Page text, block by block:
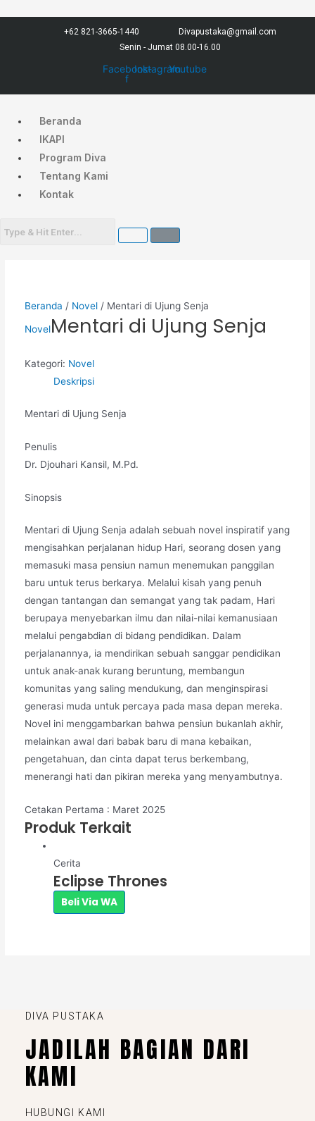
+62 821-3665-1440
Divapustaka@gmail.com
Senin - Jumat 08.00-16.00
Facebook-
f
InstagramYoutube
Beranda
IKAPI
Program Diva
Tentang Kami
Kontak
Beranda / Novel/ Mentari di Ujung Senja
NovelMentari di Ujung Senja
Kategori: Novel
Deskripsi
Mentari di Ujung Senja
Penulis
Dr. Djouhari Kansil, M.Pd.
Sinopsis
Mentari di Ujung Senja adalah sebuah novel inspiratif yang
mengisahkan perjalanan hidup Hari, seorang dosen yang
memasuki masa pensiun namun menemukan panggilan
baru untuk terus berkarya. Melalui kisah yang penuh
dengan tantangan dan semangat yang tak padam, Hari
berupaya menyebarkan ilmu dan nilai-nilai kemanusiaan
melalui pengabdian di bidang pendidikan. Dalam
perjalanannya, ia mendirikan sebuah sanggar pendidikan
untuk anak-anak kurang beruntung, membangun
komunitas yang saling mendukung, dan menginspirasi
generasi muda untuk percaya pada masa depan mereka.
Novel ini menggambarkan bahwa pensiun bukanlah akhir,
melainkan awal dari babak baru di mana kebaikan,
pengetahuan, dan cinta dapat terus berkembang,
menerangi hati dan pikiran mereka yang menyambutnya.
Cetakan Pertama : Maret 2025
Produk Terkait
Cerita
Eclipse Thrones
Beli Via WA
DIVA PUSTAKA
JADILAH BAGIAN DARI
KAMI
HUBUNGI KAMI